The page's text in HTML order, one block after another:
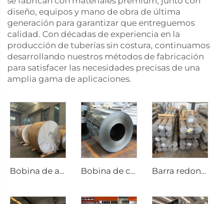
diseño, equipos y mano de obra de última
generación para garantizar que entreguemos
calidad. Con décadas de experiencia en la
producción de tuberías sin costura, continuamos
desarrollando nuestros métodos de fabricación
para satisfacer las necesidades precisas de una
amplia gama de aplicaciones.
Bobina de aluminio y acero Bobina de chapa galvanizada rollo galvanizado Barra redonda de aluminio varilla de aluminio